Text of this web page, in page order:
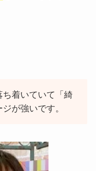
着いていて「綺
が強いです。